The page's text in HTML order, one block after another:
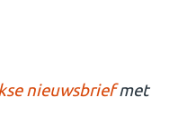
nieuwsbriefmet